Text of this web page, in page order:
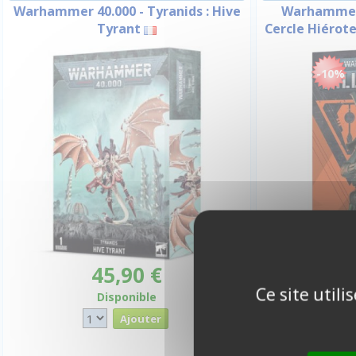
Warhammer 40.000 - Tyranids : Hive
Tyrant
45,90 €
Disponible
Cercle
-10%
Ce site